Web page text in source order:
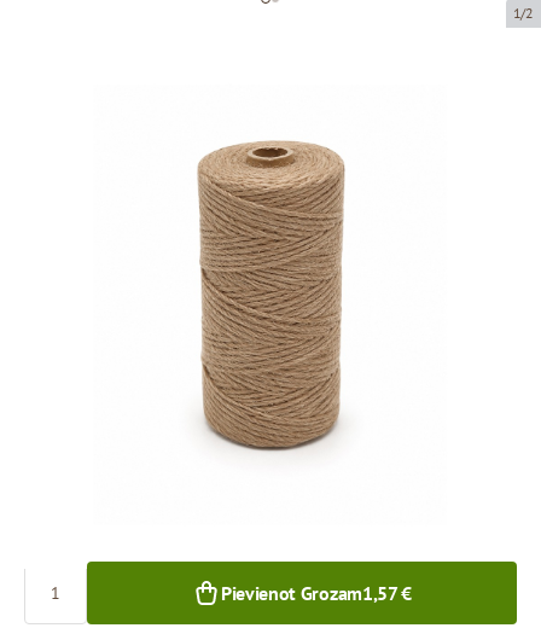
1/2
1.5 mm x 100 metri
Džutas aukla
Prece ir pieejama saņemšanai pakomātā.
Skaits
Pievienot Grozam1,57 €